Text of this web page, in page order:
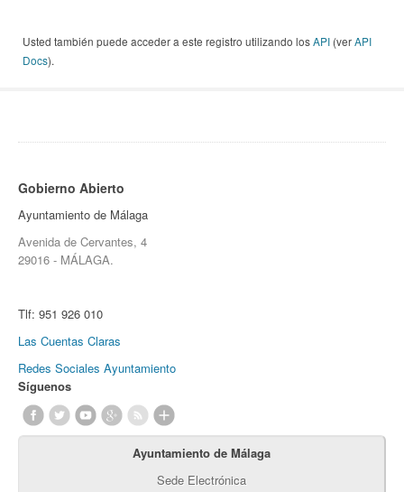
Usted también puede acceder a este registro utilizando losAPI (verAPI
Docs).
Gobierno Abierto
Ayuntamiento de Málaga
Avenida de Cervantes, 4
29016 - MÁLAGA.
Tlf: 951 926 010
Las Cuentas Claras
Redes Sociales Ayuntamiento
Síguenos
Ayuntamiento de Málaga
Sede Electrónica